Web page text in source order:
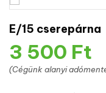
E/15 cserepárna
3 500 Ft
(Cégünk alanyi